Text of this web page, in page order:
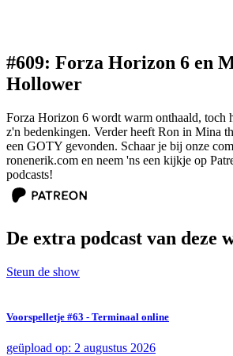
#609: Forza Horizon 6 en
Hollower
Forza Horizon 6 wordt warm onthaald, toch
z'n bedenkingen. Verder heeft Ron in Mina
een GOTY gevonden. Schaar je bij onze
ronenerik.com en neem 'ns een kijkje op
podcasts!
De extra podcast van deze
Steun de show
Voorspelletje #63 - Terminaal online
geüpload op: 2 augustus 2026